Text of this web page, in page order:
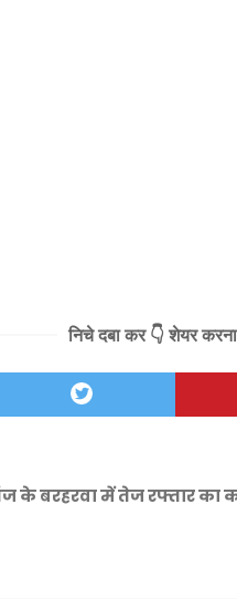
निचे दबा कर 👇 शेयर
के बरहरवा में तेज रफ्तार